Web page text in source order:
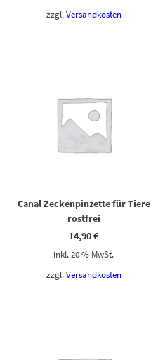
zzgl. Versandkosten
Canal Zeckenpinzette für Tiere
rostfrei
14,90€
inkl. 20 % MwSt.
zzgl. Versandkosten